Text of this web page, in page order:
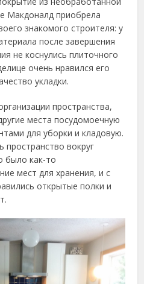
Макдоналд приобрела
знакомого строителя: у
после завершения
не коснулись плиточного
очень нравился его
укладки.
пространства,
места посудомоечную
для уборки и кладовую.
пространство вокруг
было как-то
мест для хранения, и с
открытые полки и